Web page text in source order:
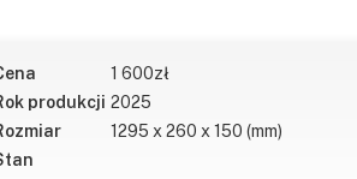
1 600zł
produkcji 2025
1295 x 260 x 150 (mm)